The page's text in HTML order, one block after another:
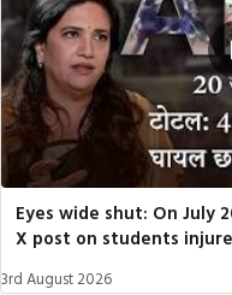
Eyes wide shut: On July
X post on students
3rd August 2026